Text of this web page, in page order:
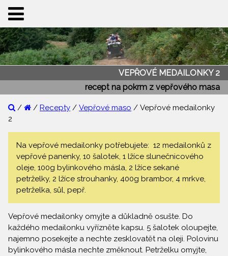
VEPŘOVÉ MEDAILONKY 2
recept na pokrm z vepřového masa
/ / Recepty / Vepřové maso / Vepřové medailonky
2
Na vepřové medailonky potřebujete: 12 medailonků z
vepřové panenky, 10 šalotek, 1 lžíce slunečnicového
oleje, 100g bylinkového másla, 2 lžíce sekané
petrželky, 2 lžíce strouhanky, 400g brambor, 4 mrkve,
petrželka, sůl, pepř.
Vepřové medailonky omyjte a důkladně osušte. Do
každého medailonku vyřízněte kapsu. 5 šalotek oloupejte,
najemno posekejte a nechte zesklovatět na oleji. Polovinu
bylinkového másla nechte změknout. Petrželku omyjte,